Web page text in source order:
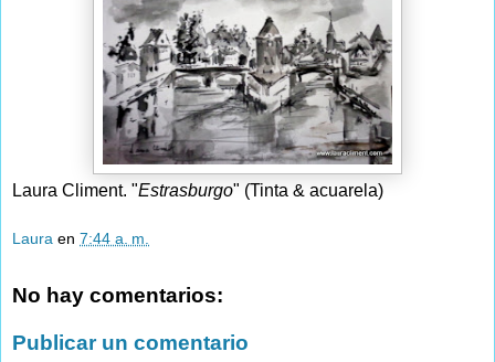
Laura Climent. "Estrasburgo" (Tinta & acuarela)
Laura en 7:44 a. m.
No hay comentarios:
Publicar un comentario